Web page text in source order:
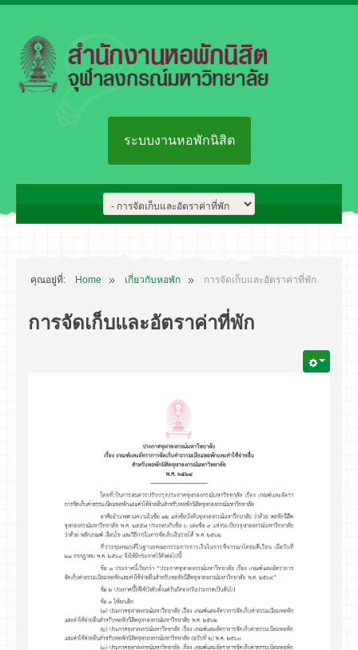
ระบบงานหอพักนิสิต
คุณอยู่ที่: Home เกี่ยวกับหอพัก การจัดเก็บและอัตราค่าที่พัก
การจัดเก็บและอัตราค่าที่พัก